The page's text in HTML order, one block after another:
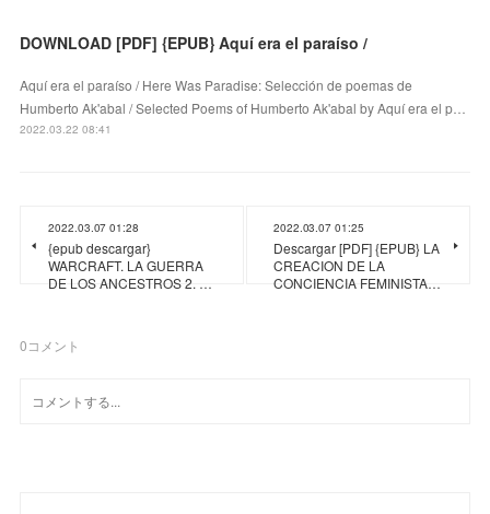
DOWNLOAD [PDF] {EPUB} Aquí era el paraíso /
Aquí era el paraíso / Here Was Paradise: Selección de poemas de
Humberto Ak'abal / Selected Poems of Humberto Ak'abal by Aquí era el p…
2022.03.22 08:41
2022.03.07 01:28
{epub descargar}
WARCRAFT. LA GUERRA
DE LOS ANCESTROS 2. …
2022.03.07 01:25
Descargar [PDF] {EPUB} LA
CREACION DE LA
CONCIENCIA FEMINISTA…
0コメント